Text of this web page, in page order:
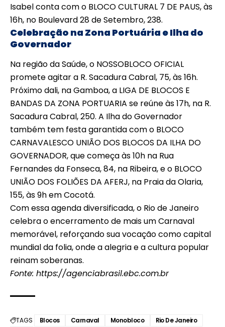
Isabel conta com o BLOCO CULTURAL 7 DE PAUS, às
16h, no Boulevard 28 de Setembro, 238.
Celebração na Zona Portuária e Ilha do
Governador
Na região da Saúde, o NOSSOBLOCO OFICIAL
promete agitar a R. Sacadura Cabral, 75, às 16h.
Próximo dali, na Gamboa, a LIGA DE BLOCOS E
BANDAS DA ZONA PORTUARIA se reúne às 17h, na R.
Sacadura Cabral, 250. A Ilha do Governador
também tem festa garantida com o BLOCO
CARNAVALESCO UNIÃO DOS BLOCOS DA ILHA DO
GOVERNADOR, que começa às 10h na Rua
Fernandes da Fonseca, 84, na Ribeira, e o BLOCO
UNIÃO DOS FOLIÕES DA AFERJ, na Praia da Olaria,
155, às 9h em Cocotá.
Com essa agenda diversificada, o Rio de Janeiro
celebra o encerramento de mais um Carnaval
memorável, reforçando sua vocação como capital
mundial da folia, onde a alegria e a cultura popular
reinam soberanas.
Fonte: https://agenciabrasil.ebc.com.br
TAGS Blocos Carnaval Monobloco
Rio De Janeiro